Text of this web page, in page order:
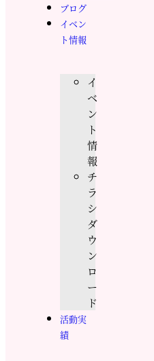
ブログ
イベン
ト情報
イ
ベ
ン
ト
情
報
チ
ラ
シ
ダ
ウ
ン
ロ
ー
ド
活動実
績